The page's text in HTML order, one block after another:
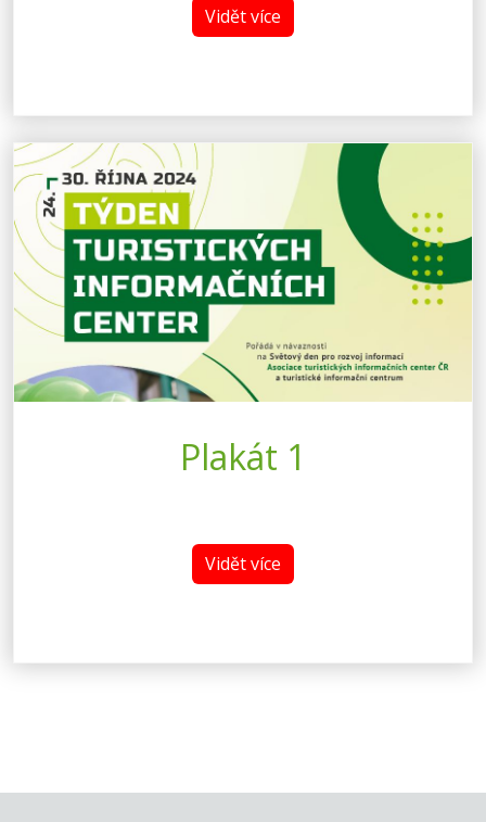
Vidět více
Plakát 1
Vidět více